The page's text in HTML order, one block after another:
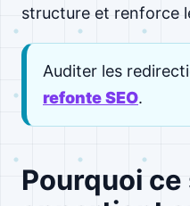
structure et renforce
Auditer les
refonte SEO.
Pourquoi